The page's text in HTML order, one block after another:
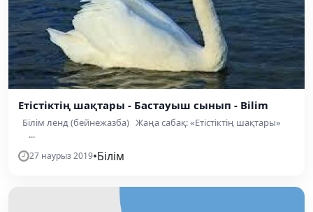
Етістіктің шақтары - Бастауыш сынып - Bilim
Білім ленд (бейнежазба) Жаңа сабақ: «Етістіктің шақтары»
...
27 наурыз 2019•Білім